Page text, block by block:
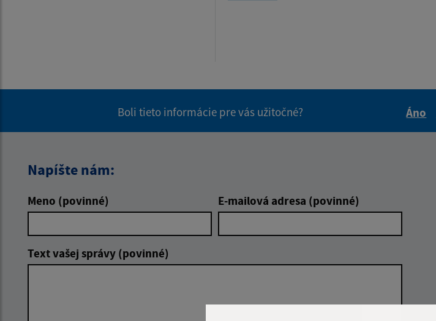
Boli tieto informácie pre vás užitočné?
Áno
Napíšte nám:
Meno (povinné) E-mailová adresa (povinné)
Text vašej správy (povinné)